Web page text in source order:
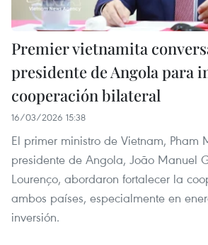
Premier vietnamita
presidente de Angola para
cooperación bilateral
16/03/2026 15:38
El primer ministro de Vietnam, Pham
presidente de Angola, João Manuel
Lourenço, abordaron fortalecer la
ambos países, especialmente en
inversión.